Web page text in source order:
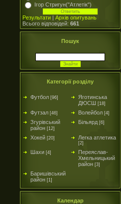
Ігор Стригун("Атлетік")
Результати | Архів опитувань
Всього відповідей: 661
Пошук
Категорії розділу
Футбол [96]
Яготинська
ДЮСШ [18]
Футзал [46] Волейбол [4]
Згурівський
район [12]
Більярд [6]
Хокей [20] Легка атлетика
[2]
Шахи [4]
Переяслав-
Хмельницький
район [3]
Баришівський
район [1]
Календар